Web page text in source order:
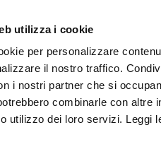
utilizza i cookie
per personalizzare
il nostro traffico.
i nostri partner che si
combinarle con altre
utilizzo dei loro servizi. Leggi